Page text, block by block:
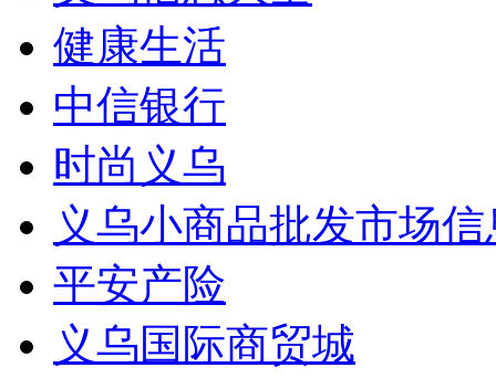
健康生活
中信银行
时尚义乌
义乌小商品批发市场
平安产险
义乌国际商贸城